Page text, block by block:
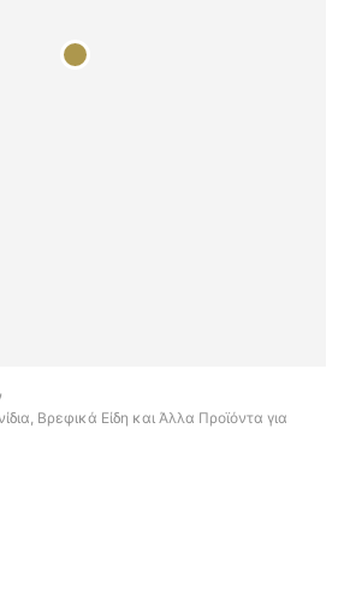
Βρεφικά Είδη και Άλλα Προϊόντα για